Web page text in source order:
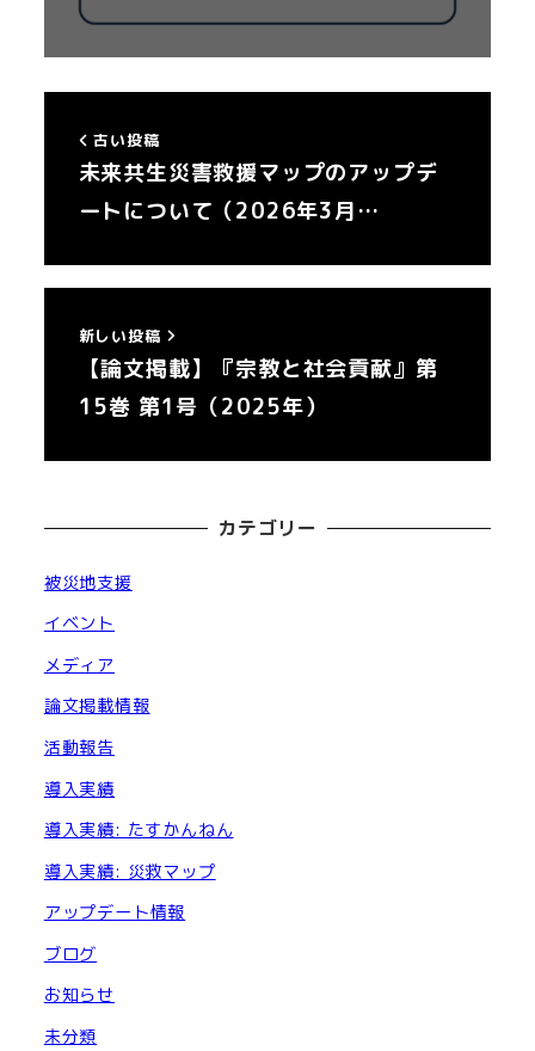
古い投稿
未来共生災害救援マップのアップデ
ートについて（2026年3月…
新しい投稿
【論文掲載】『宗教と社会貢献』第
15巻 第1号（2025年）
カテゴリー
被災地支援
イベント
メディア
論文掲載情報
活動報告
導入実績
導入実績: たすかんねん
導入実績: 災救マップ
アップデート情報
ブログ
お知らせ
未分類